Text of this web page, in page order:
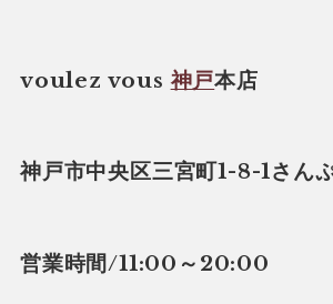
voulez vous神戸本店
神戸市中央区三宮町1-8-1さん
営業時間/11:00～20:00